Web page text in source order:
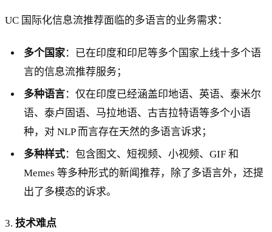
UC 国际化信息流推荐面临的多语言的业务需求：
多个国家：已在印度和印尼等多个国家上线十多个语
言的信息流推荐服务；
多种语言：仅在印度已经涵盖印地语、英语、泰米尔
语、泰卢固语、马拉地语、古吉拉特语等多个小语
种，对 NLP 而言存在天然的多语言诉求；
多种样式：包含图文、短视频、小视频、GIF 和
Memes 等多种形式的新闻推荐，除了多语言外，还提
出了多模态的诉求。
3. 技术难点